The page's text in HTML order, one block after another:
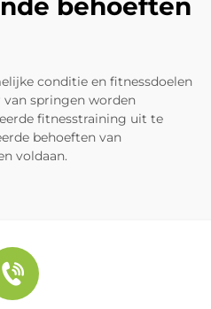
behoeften
conditie en fitnessdoelen
springen worden
fitnesstraining uit te
behoeften van
voldaan.